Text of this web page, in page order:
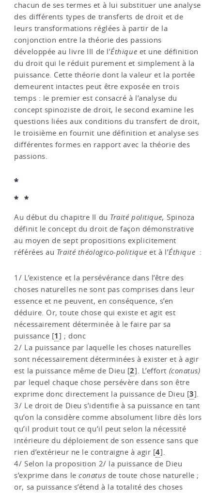
chacun de ses termes et à lui substituer une analyse
des différents types de transferts de droit et de
leurs transformations réglées à partir de la
conjonction entre la théorie des passions
développée au livre III de l’Éthique et une définition
du droit qui le réduit purement et simplement à la
puissance. Cette théorie dont la valeur et la portée
demeurent intactes peut être exposée en trois
temps : le premier est consacré à l’analyse du
concept spinoziste de droit, le second examine les
questions liées aux conditions du transfert de droit,
le troisième en fournit une définition et analyse ses
différentes formes en rapport avec la théorie des
passions.
*
* *
Au début du chapitre II du Traité politique, Spinoza
définit le concept du droit de façon démonstrative
au moyen de sept propositions explicitement
référées au Traité théologico-politique et à l’Éthique :
1/ L’existence et la persévérance dans l’être des
choses naturelles ne sont pas comprises dans leur
essence et ne peuvent, en conséquence, s’en
déduire. Or, toute chose qui existe et agit est
nécessairement déterminée à le faire par sa
puissance [1] ; donc
2/ La puissance par laquelle les choses naturelles
sont nécessairement déterminées à exister et à agir
est la puissance même de Dieu [2]. L’effort (conatus)
par lequel chaque chose persévère dans son être
exprime donc directement la puissance de Dieu [3].
3/ Le droit de Dieu s’identifie à sa puissance en tant
qu’on la considère comme absolument libre dès lors
qu’il produit tout ce qu’il peut selon la nécessité
intérieure du déploiement de son essence sans que
rien d’extérieur ne le contraigne à agir [4].
4/ Selon la proposition 2/ la puissance de Dieu
s’exprime dans leconatus de toute chose naturelle ;
or, sa puissance s’étend à la totalité des choses